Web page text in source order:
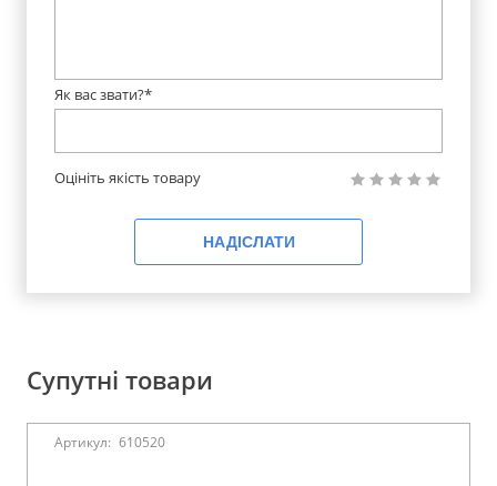
Як вас звати?*
Оцініть якість товару
НАДІСЛАТИ
Супутні товари
Артикул: 610520